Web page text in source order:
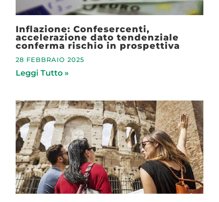
Inflazione: Confesercenti,
accelerazione dato tendenziale
conferma rischio in prospettiva
28 FEBBRAIO 2025
Leggi Tutto »